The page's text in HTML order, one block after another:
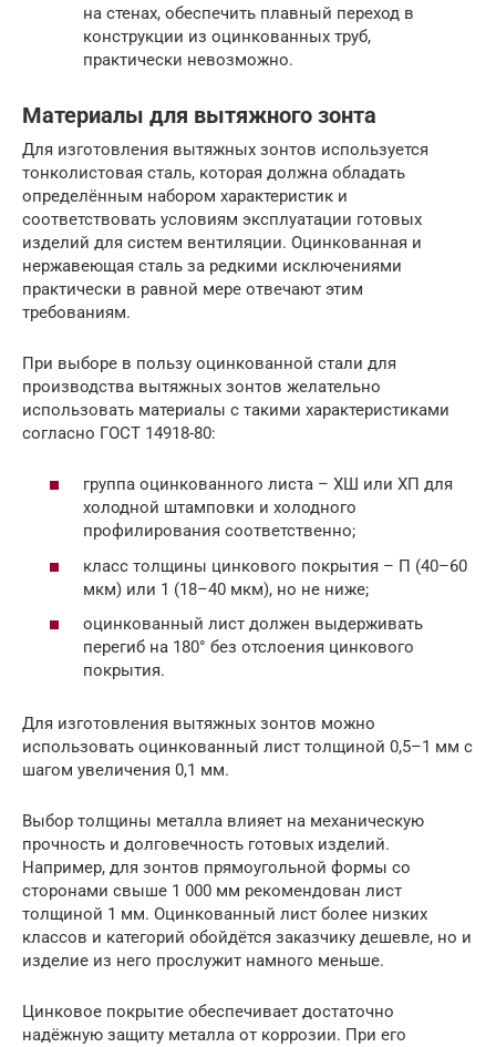
на стенах, обеспечить плавный переход в
конструкции из оцинкованных труб,
практически невозможно.
Материалы для вытяжного зонта
Для изготовления вытяжных зонтов используется
тонколистовая сталь, которая должна обладать
определённым набором характеристик и
соответствовать условиям эксплуатации готовых
изделий для систем вентиляции. Оцинкованная и
нержавеющая сталь за редкими исключениями
практически в равной мере отвечают этим
требованиям.
При выборе в пользу оцинкованной стали для
производства вытяжных зонтов желательно
использовать материалы с такими характеристиками
согласно ГОСТ 14918-80:
группа оцинкованного листа – ХШ или ХП для
холодной штамповки и холодного
профилирования соответственно;
класс толщины цинкового покрытия – П (40–60
мкм) или 1 (18–40 мкм), но не ниже;
оцинкованный лист должен выдерживать
перегиб на 180° без отслоения цинкового
покрытия.
Для изготовления вытяжных зонтов можно
использовать оцинкованный лист толщиной 0,5–1 мм с
шагом увеличения 0,1 мм.
Выбор толщины металла влияет на механическую
прочность и долговечность готовых изделий.
Например, для зонтов прямоугольной формы со
сторонами свыше 1 000 мм рекомендован лист
толщиной 1 мм. Оцинкованный лист более низких
классов и категорий обойдётся заказчику дешевле, но и
изделие из него прослужит намного меньше.
Цинковое покрытие обеспечивает достаточно
надёжную защиту металла от коррозии. При его